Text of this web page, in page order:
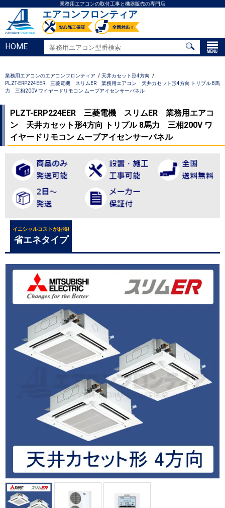
業務用エアコンの取付工事と機器販売の専門店
エアコンフロンティア
HOME
業務用エアコンのエアコンフロンティア
天井カセット形4方向
PLZT-ERP224EER 三菱電機 スリムER 業務用エアコン 天井カセット形4方向 トリプル 8馬
力 三相200V ワイヤードリモコン ムーブアイセンサーパネル
PLZT-ERP224EER 三菱電機 スリムER 業務用エアコ
ン 天井カセット形4方向 トリプル 8馬力 三相200V ワ
イヤードリモコン ムーブアイセンサーパネル
イニシャルコストがお得!
省エネタイプ